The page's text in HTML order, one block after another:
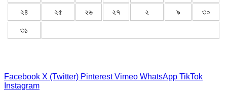
২৪ ২৫ ২৬ ২৭ ২ ৯ ৩০
৩১
Facebook X (Twitter) Pinterest Vimeo WhatsApp TikTok
Instagram